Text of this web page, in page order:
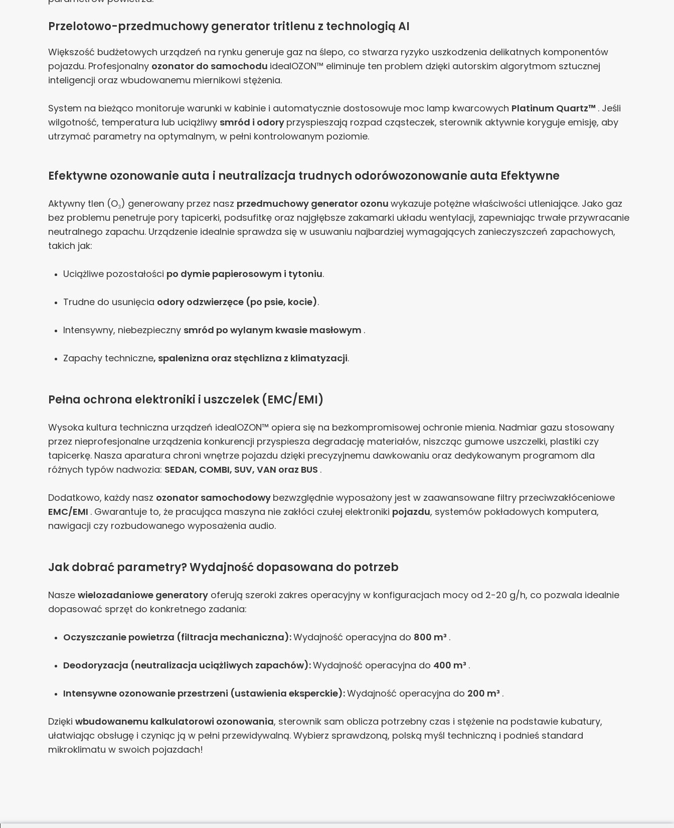
Przelotowo-przedmuchowy generator tritlenu z technologią AI
Większość budżetowych urządzeń na rynku generuje gaz na ślepo, co stwarza ryzyko uszkodzenia delikatnych komponentów
pojazdu. Profesjonalny ozonator do samochodu idealOZON™ eliminuje ten problem dzięki autorskim algorytmom sztucznej
inteligencji oraz wbudowanemu miernikowi stężenia.
System na bieżąco monitoruje warunki w kabinie i automatycznie dostosowuje moc lamp kwarcowych Platinum Quartz™ . Jeśli
wilgotność, temperatura lub uciążliwy smród i odory przyspieszają rozpad cząsteczek, sterownik aktywnie koryguje emisję, aby
utrzymać parametry na optymalnym, w pełni kontrolowanym poziomie.
Efektywne ozonowanie auta i neutralizacja trudnych odorówozonowanie auta Efektywne
Aktywny tlen (O₃) generowany przez nasz przedmuchowy generator ozonu wykazuje potężne właściwości utleniające. Jako gaz
bez problemu penetruje pory tapicerki, podsufitkę oraz najgłębsze zakamarki układu wentylacji, zapewniając trwałe przywracanie
neutralnego zapachu. Urządzenie idealnie sprawdza się w usuwaniu najbardziej wymagających zanieczyszczeń zapachowych,
takich jak:
Uciążliwe pozostałości po dymie papierosowym i tytoniu.
Trudne do usunięcia odory odzwierzęce (po psie, kocie).
Intensywny, niebezpieczny smród po wylanym kwasie masłowym .
Zapachy techniczne, spalenizna oraz stęchlizna z klimatyzacji.
Pełna ochrona elektroniki i uszczelek (EMC/EMI)
Wysoka kultura techniczna urządzeń idealOZON™ opiera się na bezkompromisowej ochronie mienia. Nadmiar gazu stosowany
przez nieprofesjonalne urządzenia konkurencji przyspiesza degradację materiałów, niszcząc gumowe uszczelki, plastiki czy
tapicerkę. Nasza aparatura chroni wnętrze pojazdu dzięki precyzyjnemu dawkowaniu oraz dedykowanym programom dla
różnych typów nadwozia: SEDAN, COMBI, SUV, VAN oraz BUS .
Dodatkowo, każdy nasz ozonator samochodowy bezwzględnie wyposażony jest w zaawansowane filtry przeciwzakłóceniowe
EMC/EMI . Gwarantuje to, że pracująca maszyna nie zakłóci czułej elektroniki pojazdu, systemów pokładowych komputera,
nawigacji czy rozbudowanego wyposażenia audio.
Jak dobrać parametry? Wydajność dopasowana do potrzeb
Nasze wielozadaniowe generatory oferują szeroki zakres operacyjny w konfiguracjach mocy od 2-20 g/h, co pozwala idealnie
dopasować sprzęt do konkretnego zadania:
Oczyszczanie powietrza (filtracja mechaniczna):Wydajność operacyjna do 800 m³ .
Deodoryzacja (neutralizacja uciążliwych zapachów):Wydajność operacyjna do 400 m³ .
Intensywne ozonowanie przestrzeni (ustawienia eksperckie):Wydajność operacyjna do 200 m³ .
Dzięki wbudowanemu kalkulatorowi ozonowania, sterownik sam oblicza potrzebny czas i stężenie na podstawie kubatury,
ułatwiając obsługę i czyniąc ją w pełni przewidywalną. Wybierz sprawdzoną, polską myśl techniczną i podnieś standard
mikroklimatu w swoich pojazdach!